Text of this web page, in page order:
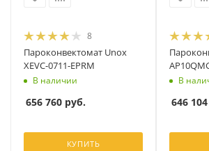
8
Пароконвектомат Unox
XEVC-0711-EPRM
В наличии
656 760 руб.
КУПИТЬ
В
646 104